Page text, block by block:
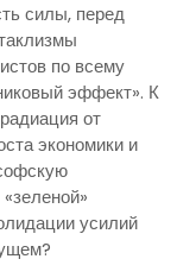
силы, перед
по всему
эффект». К
от
экономики и
усилий